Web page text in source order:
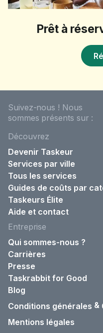
Prêt à
Suivez-nous ! Nous
sommes présents sur :
Découvrez
Devenir Taskeur
Services par ville
Tous les services
Guides de coûts par
Taskeurs Élite
Aide et contact
Entreprise
Qui sommes-nous ?
Carrières
Presse
Taskrabbit for Good
Blog
Conditions générales &
Mentions légales